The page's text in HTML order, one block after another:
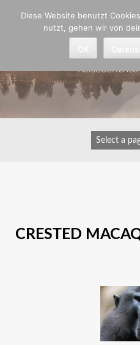
Astrid
IMAGES
CRESTED
Diese Website benutzt
nutzt, gehen wir von